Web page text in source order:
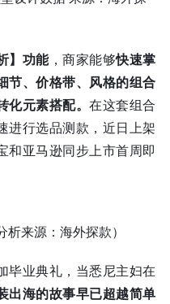
】功能，商家能够快速掌
节、价格带、风格的组合
化元素搭配。在这套组合
进行选品测款，近日上架
和亚马逊同步上市首周即
析来源：海外探款）
毕业典礼，当悉尼主妇在
出海的故事早已超越简单